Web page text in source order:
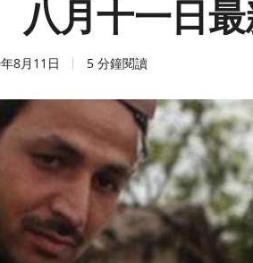
月十一日最
8月11日 5 分鐘閱讀